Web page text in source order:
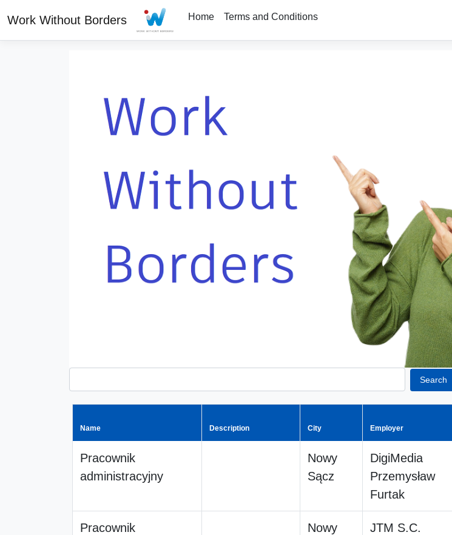
Work Without Borders Home Terms and Conditions
Search
Name Description City Employer
Pracownik
administracyjny
Nowy
Sącz
DigiMedia
Przemysław
Furtak
Pracownik
Nowy
JTM S.C.